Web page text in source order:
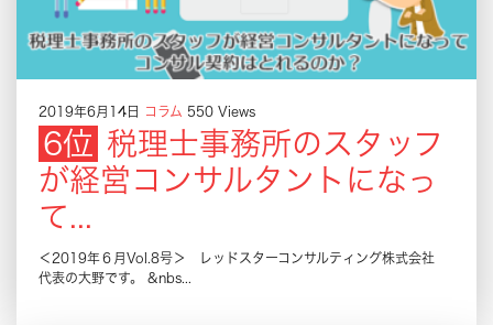
2019年6月14日 コラム 550 Views
税理士事務所のスタッフ
が経営コンサルタントになっ
て...
＜2019年６月Vol.8号＞ レッドスターコンサルティング株式会社
代表の大野です。 &nbs...